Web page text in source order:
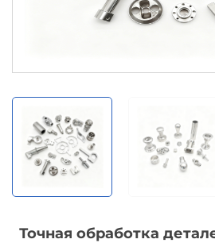
Точная обработка